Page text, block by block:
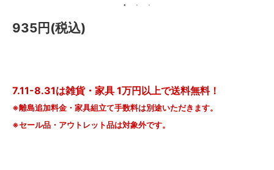
935円(税込)
7.11-8.31は雑貨・家具 1万円以上で送料無料！
※離島追加料金・家具組立て手数料は別途いただきます。
※セール品・アウトレット品は対象外です。